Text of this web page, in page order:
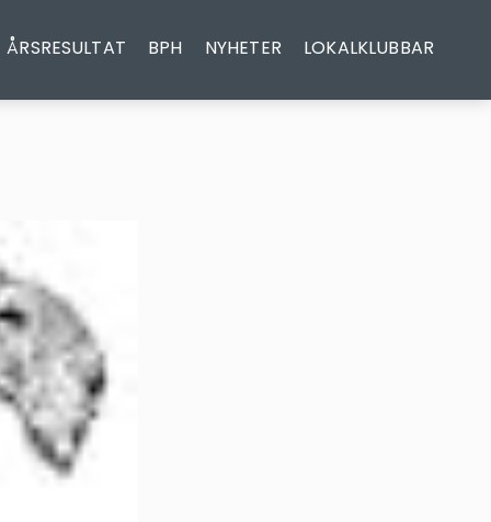
ÅRSRESULTAT BPH NYHETER LOKALKLUBBAR